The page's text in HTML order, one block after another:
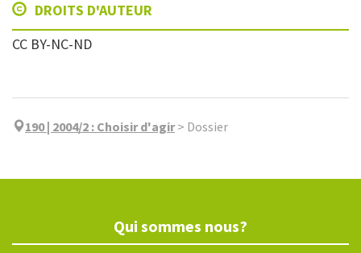
DROITS D'AUTEUR
CC BY-NC-ND
190 | 2004/2 : Choisir d'agir> Dossier
Qui sommes nous?